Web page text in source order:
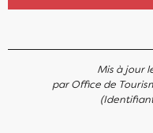
Mis à jour
par Office de